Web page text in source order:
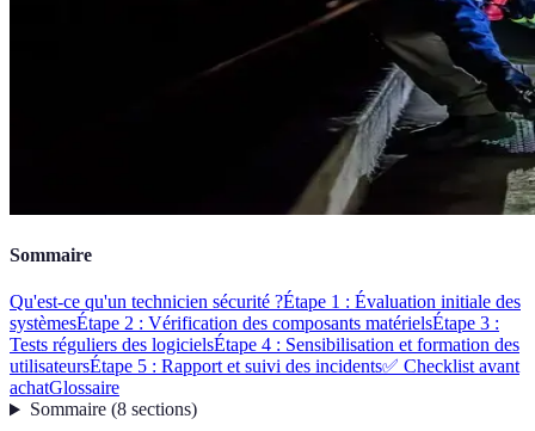
Sommaire
Qu'est-ce qu'un technicien sécurité ?Étape 1 : Évaluation initiale des
systèmesÉtape 2 : Vérification des composants matérielsÉtape 3 :
Tests réguliers des logicielsÉtape 4 : Sensibilisation et formation des
utilisateursÉtape 5 : Rapport et suivi des incidents✅ Checklist avant
achatGlossaire
Sommaire(8 sections)